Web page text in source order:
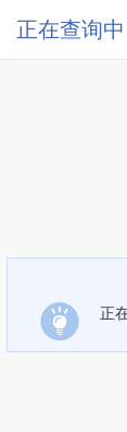
正在查询中
正